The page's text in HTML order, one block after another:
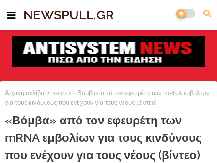
NEWSPULL.GR
Αρχική σελίδα news
«Βόμβα» από τον εφευρέτη των mRNA εμβολίων
για τους κινδύνους που ενέχουν για τους νέους (βίντεο)
«Βόμβα» από τον εφευρέτη των
mRNA εμβολίων για τους κινδύνους
που ενέχουν για τους νέους (βίντεο)